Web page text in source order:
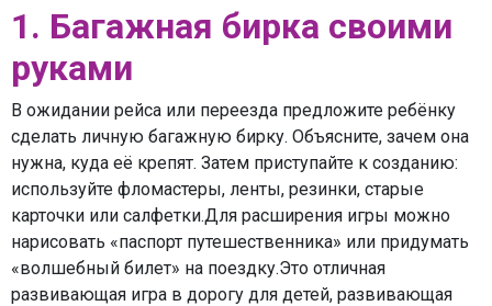
1. Багажная бирка своими
руками
В ожидании рейса или переезда предложите ребёнку
сделать личную багажную бирку. Объясните, зачем она
нужна, куда её крепят. Затем приступайте к созданию:
используйте фломастеры, ленты, резинки, старые
карточки или салфетки.Для расширения игры можно
нарисовать «паспорт путешественника» или придумать
«волшебный билет» на поездку.Это отличная
развивающая игра в дорогу для детей, развивающая